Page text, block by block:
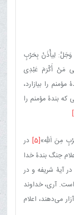
وَجَلَّ: لِیأْذَنْ بِحَرْبٍ
مَنْ أَكْرَمَ عَبْدِی
را بیازارد،
بندۀ مؤمنم را
مِنَ اَللّهِ‌»[5] در
جنگ بندۀ خدا
آیۀ شریفه و در
آری، خداوند
می‌دهند، اعلام